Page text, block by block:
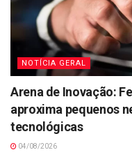
NOTÍCIA GERAL
Arena de Inovação:
aproxima pequenos
tecnológicas
04/08/2026